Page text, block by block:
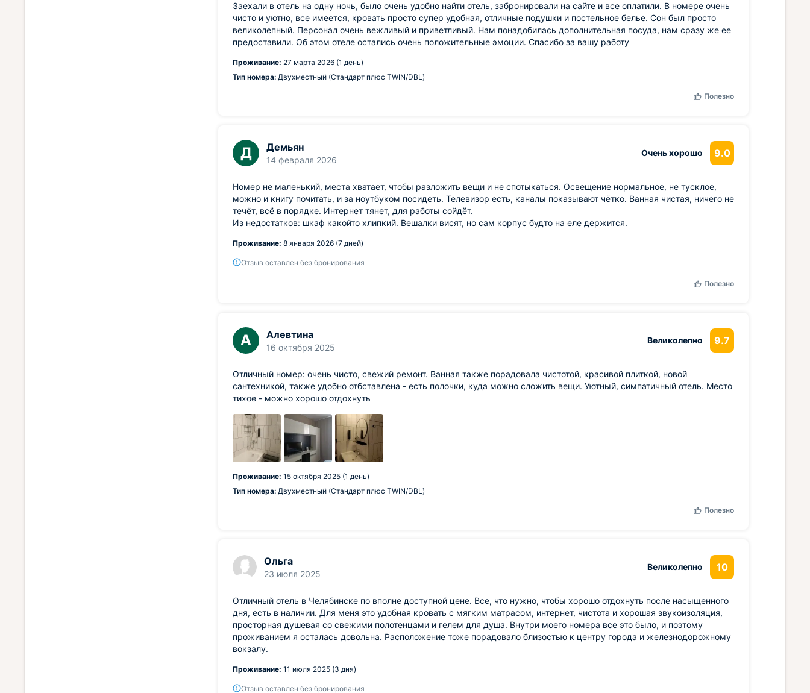
Заехали в отель на одну ночь, было очень удобно найти отель, забронировали на сайте и все оплатили. В номере очень
чисто и уютно, все имеется, кровать просто супер удобная, отличные подушки и постельное белье. Сон был просто
великолепный. Персонал очень вежливый и приветливый. Нам понадобилась дополнительная посуда, нам сразу же ее
предоставили. Об этом отеле остались очень положительные эмоции. Спасибо за вашу работу
Проживание: 27 марта 2026 (1 день)
Тип номера: Двухместный (Стандарт плюс TWIN/DBL)
Полезно
Д Демьян
14 февраля 2026
Очень хорошо 9.0
Номер не маленький, места хватает, чтобы разложить вещи и не спотыкаться. Освещение нормальное, не тусклое,
можно и книгу почитать, и за ноутбуком посидеть. Телевизор есть, каналы показывают чётко. Ванная чистая, ничего не
течёт, всё в порядке. Интернет тянет, для работы сойдёт.
Из недостатков: шкаф какойто хлипкий. Вешалки висят, но сам корпус будто на еле держится.
Проживание: 8 января 2026 (7 дней)
Отзыв оставлен без бронирования
Полезно
А Алевтина
16 октября 2025
Великолепно 9.7
Отличный номер: очень чисто, свежий ремонт. Ванная также порадовала чистотой, красивой плиткой, новой
сантехникой, также удобно отбставлена - есть полочки, куда можно сложить вещи. Уютный, симпатичный отель. Место
тихое - можно хорошо отдохнуть
Проживание: 15 октября 2025 (1 день)
Тип номера: Двухместный (Стандарт плюс TWIN/DBL)
Полезно
Ольга
23 июля 2025
Великолепно 10
Отличный отель в Челябинске по вполне доступной цене. Все, что нужно, чтобы хорошо отдохнуть после насыщенного
дня, есть в наличии. Для меня это удобная кровать с мягким матрасом, интернет, чистота и хорошая звукоизоляция,
просторная душевая со свежими полотенцами и гелем для душа. Внутри моего номера все это было, и поэтому
проживанием я осталась довольна. Расположение тоже порадовало близостью к центру города и железнодорожному
вокзалу.
Проживание: 11 июля 2025 (3 дня)
Отзыв оставлен без бронирования